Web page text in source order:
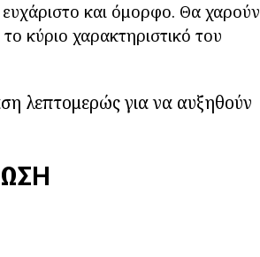
και όμορφο. Θα χαρούν
κύριο χαρακτηριστικό του
λεπτομερώς για να αυξηθούν